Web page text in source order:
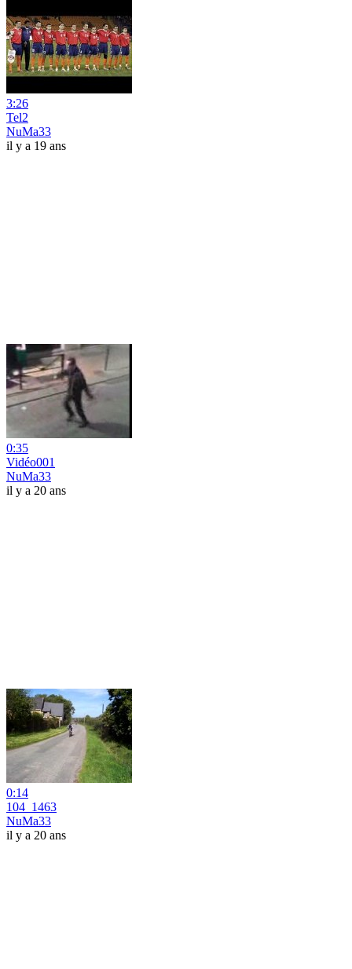
3:26
Tel2
NuMa33
il y a 19 ans
0:35
Vidéo001
NuMa33
il y a 20 ans
0:14
104_1463
NuMa33
il y a 20 ans